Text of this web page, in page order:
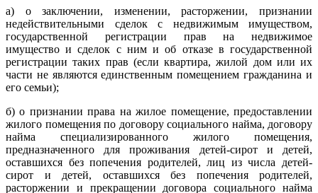
а) о заключении, изменении, расторжении, признании
недействительными сделок с недвижимым имуществом,
государственной регистрации прав на недвижимое
имущество и сделок с ним и об отказе в государственной
регистрации таких прав (если квартира, жилой дом или их
части не являются единственным помещением гражданина и
его семьи);
б) о признании права на жилое помещение, предоставлении
жилого помещения по договору социального найма, договору
найма специализированного жилого помещения,
предназначенного для проживания детей-сирот и детей,
оставшихся без попечения родителей, лиц из числа детей-
сирот и детей, оставшихся без попечения родителей,
расторжении и прекращении договора социального найма